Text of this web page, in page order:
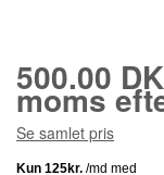
500.00
moms
Se samlet pris